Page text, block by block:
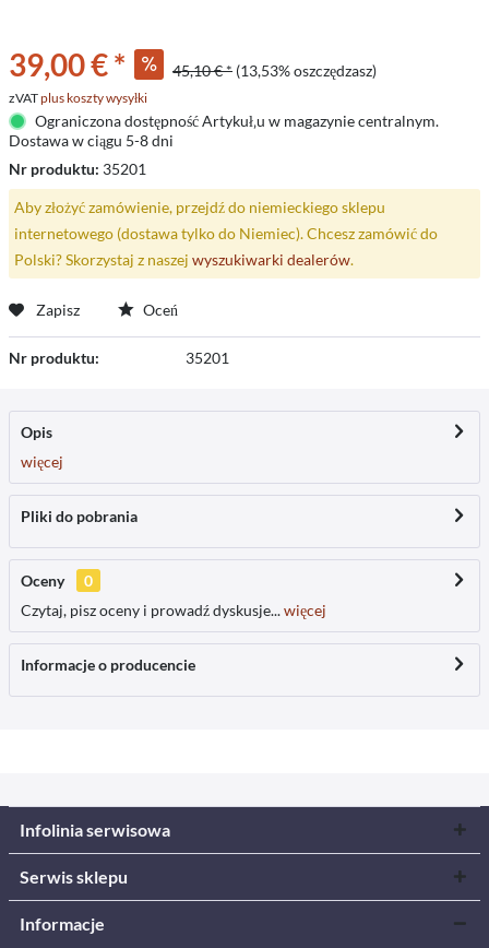
39,00 € * 45,10 € * (13,53% oszczędzasz)
zVATplus koszty wysyłki
Ograniczona dostępność Artykuł‚u w magazynie centralnym.
Dostawa w ciągu 5-8 dni
Nr produktu: 35201
Aby złożyć zamówienie, przejdź do niemieckiego sklepu
internetowego (dostawa tylko do Niemiec). Chcesz zamówić do
Polski? Skorzystaj z naszej wyszukiwarki dealerów.
Zapisz Oceń
Nr produktu: 35201
Opis
więcej
Pliki do pobrania
Oceny
0
Czytaj, pisz oceny i prowadź dyskusje...więcej
Informacje o producencie
Infolinia serwisowa
Serwis sklepu
Informacje